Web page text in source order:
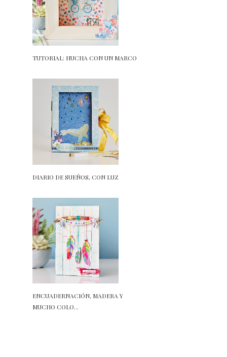
TUTORIAL: HUCHA CON UN MARCO
DIARIO DE SUEÑOS, CON LUZ
ENCUADERNACIÓN, MADERA Y
MUCHO COLO...